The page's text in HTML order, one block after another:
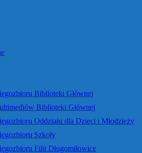
Biblioteki Głównej
Biblioteki Głównej
Oddziału dla Dzieci i Młodzieży
Szkoły
Filii Długomiłowice